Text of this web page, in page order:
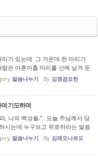
리가 있는데 그 가운데 한 마리가
은 아흔아홉 마리를 산에 남겨 둔
다고 예수님께서는 말씀하십니
은 길 잃은 한 마리 양을 찾아 백
말씀나누기 By 김명겸요한
기도하며
, 나의 백성을.” 오늘 주님께서 당
시는데 누구보고 위로하라는 말씀
모두 죽는소리하는데 누가 누구를
해진 사람이 있습니까? 정해진 사
말씀나누기 By 김레오나르도